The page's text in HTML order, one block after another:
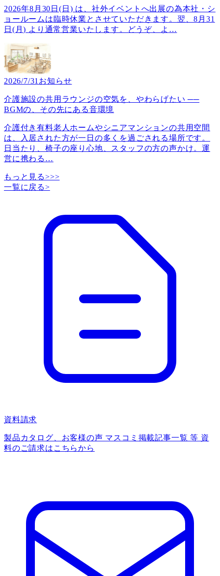
2026年8月30日(日) は、社外イベントへ出展の為本社・シ
ョールームは臨時休業とさせていただきます。翌、8月31
日(月) より通常営業いたします。どうぞ、よ …
2026/7/31 お知らせ
介護施設の共用ラウンジの空気を、やわらげたい ──
BGMの、その先にある音環境
介護付き有料老人ホームやシニアマンションの共用空間
は、入居された方が一日の多くを過ごされる場所です。
日当たり、椅子の座り心地、スタッフの方の声かけ。運
営に携わる …
もっと見る>>>
一覧に戻る>
資料請求
製品カタログ、お客様の声 マスコミ掲載記事一覧 等 資
料のご請求はこちらから